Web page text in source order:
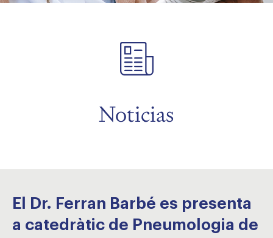
Noticias
El Dr. Ferran Barbé es presenta
a catedràtic de Pneumologia de